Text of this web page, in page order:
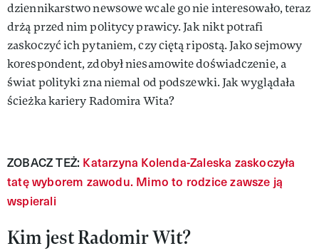
dziennikarstwo newsowe wcale go nie interesowało, teraz
drżą przed nim politycy prawicy. Jak nikt potrafi
zaskoczyć ich pytaniem, czy ciętą ripostą. Jako sejmowy
korespondent, zdobył niesamowite doświadczenie, a
świat polityki zna niemal od podszewki. Jak wyglądała
ścieżka kariery Radomira Wita?
ZOBACZ TEŻ: Katarzyna Kolenda-Zaleska zaskoczyła
tatę wyborem zawodu. Mimo to rodzice zawsze ją
wspierali
Kim jest Radomir Wit?